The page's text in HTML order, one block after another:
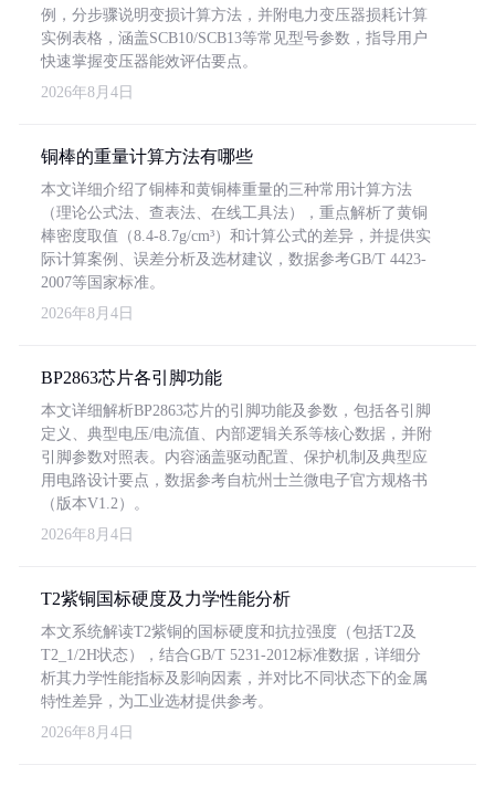
例，分步骤说明变损计算方法，并附电力变压器损耗计算
实例表格，涵盖SCB10/SCB13等常见型号参数，指导用户
快速掌握变压器能效评估要点。
2026年8月4日
铜棒的重量计算方法有哪些
本文详细介绍了铜棒和黄铜棒重量的三种常用计算方法
（理论公式法、查表法、在线工具法），重点解析了黄铜
棒密度取值（8.4-8.7g/cm³）和计算公式的差异，并提供实
际计算案例、误差分析及选材建议，数据参考GB/T 4423-
2007等国家标准。
2026年8月4日
BP2863芯片各引脚功能
本文详细解析BP2863芯片的引脚功能及参数，包括各引脚
定义、典型电压/电流值、内部逻辑关系等核心数据，并附
引脚参数对照表。内容涵盖驱动配置、保护机制及典型应
用电路设计要点，数据参考自杭州士兰微电子官方规格书
（版本V1.2）。
2026年8月4日
T2紫铜国标硬度及力学性能分析
本文系统解读T2紫铜的国标硬度和抗拉强度（包括T2及
T2_1/2H状态），结合GB/T 5231-2012标准数据，详细分
析其力学性能指标及影响因素，并对比不同状态下的金属
特性差异，为工业选材提供参考。
2026年8月4日